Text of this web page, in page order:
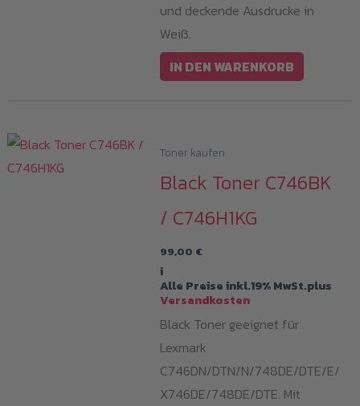
und deckende Ausdrucke in
Weiß.
IN DEN WARENKORB
Toner kaufen
Black Toner C746BK
/ C746H1KG
99,00 €
i
Alle Preise inkl.19% MwSt.plus
Versandkosten
Black Toner geeignet für
Lexmark
C746DN/DTN/N/748DE/DTE/E/
X746DE/748DE/DTE. Mit